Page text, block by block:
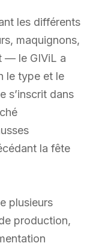
les différents
maquignons,
— le GIViL a
le type et le
s’inscrit dans
la fête
plusieurs
production,